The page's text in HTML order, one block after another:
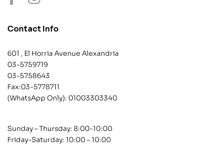
Contact Info
601 , El Horria Avenue Alexandria
03-5759719
03-5758643
Fax:03-5778711
(WhatsApp Only): 01003303340
Sunday – Thursday: 8:00-10:00
Friday-Saturday: 10:00 – 10:00